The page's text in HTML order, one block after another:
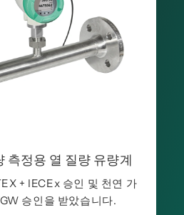
측정용 열 질량 유량계
+ IECEx 승인 및 천연 가
승인을 받았습니다.